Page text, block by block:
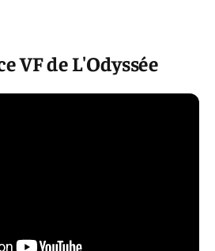
VF de L'Odyssée